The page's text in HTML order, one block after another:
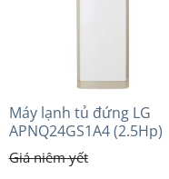
Máy lạnh tủ đứng LG
APNQ24GS1A4 (2.5Hp)
Inverter